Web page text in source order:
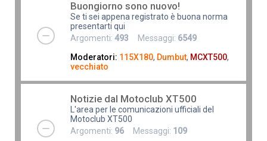
Buongiorno sono nuovo!
Se ti sei appena registrato è buona norma
presentarti qui
Argomenti: 493 Messaggi: 6549
Moderatori: 115X180, Dumbut, MCXT500,
vecchiato
Notizie dal Motoclub XT500
L'area per le comunicazioni ufficiali del
Motoclub XT500
Argomenti: 96 Messaggi: 109